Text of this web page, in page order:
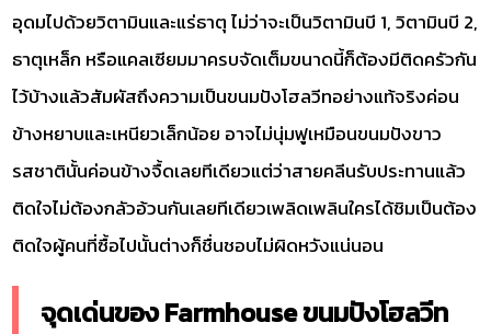
อุดมไปด้วยวิตามินและแร่ธาตุ ไม่ว่าจะเป็นวิตามินบี 1, วิตามินบี 2,
ธาตุเหล็ก หรือแคลเซียมมาครบจัดเต็มขนาดนี้ก็ต้องมีติดครัวกัน
ไว้บ้างแล้วสัมผัสถึงความเป็นขนมปังโฮลวีทอย่างแท้จริงค่อน
ข้างหยาบและเหนียวเล็กน้อย อาจไม่นุ่มฟูเหมือนขนมปังขาว
รสชาตินั้นค่อนข้างจื้ดเลยทีเดียวแต่ว่าสายคลีนรับประทานแล้ว
ติดใจไม่ต้องกลัวอ้วนกันเลยทีเดียวเพลิดเพลินใครได้ชิมเป็นต้อง
ติดใจผู้คนที่ซื้อไปนั้นต่างก็ชื่นชอบไม่ผิดหวังแน่นอน
จุดเด่นของ Farmhouse ขนมปังโฮลวีท